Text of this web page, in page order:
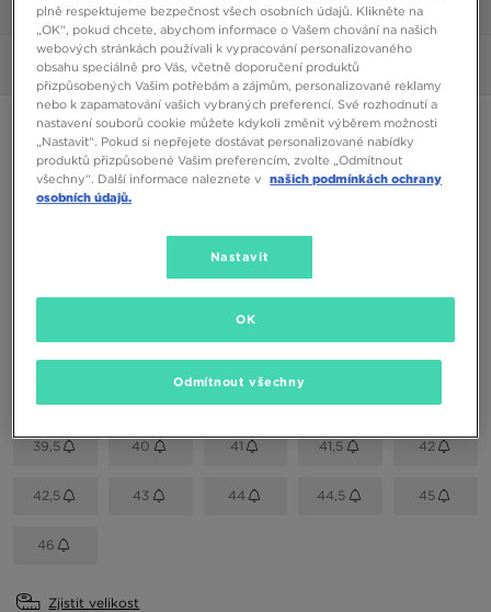
Obrázky 360°
ONLY AT JD
FILA CRESS
Černá
Vyberte velikost
39,5 40 41 41,5 42
42,5 43 44 44,5 45
46
Zjistit velikost
plně respektujeme bezpečnost všech osobních údajů. Klikněte na
„OK“, pokud chcete, abychom informace o Vašem chování na našich
webových stránkách používali k vypracování personalizovaného
obsahu speciálně pro Vás, včetně doporučení produktů
přizpůsobených Vašim potřebám a zájmům, personalizované reklamy
nebo k zapamatování vašich vybraných preferencí. Své rozhodnutí a
nastavení souborů cookie můžete kdykoli změnit výběrem možnosti
„Nastavit“. Pokud si nepřejete dostávat personalizované nabídky
produktů přizpůsobené Vašim preferencím, zvolte „Odmítnout
všechny“. Další informace naleznete v našich podmínkách ochrany
osobních údajů.
Nastavit
Odmítnout všechny
OK